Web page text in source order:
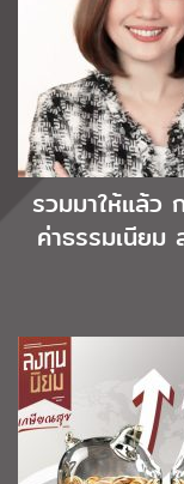
รวมมาให้แล้ว
ค่าธรรมเนีย